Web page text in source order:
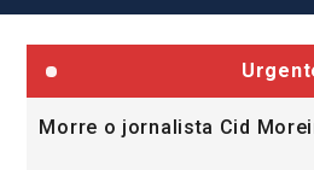
Morre o jornalista Cid